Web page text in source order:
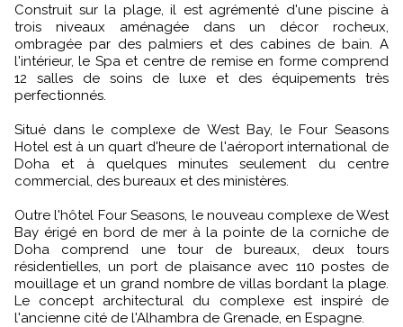
Construit sur la plage, il est agrémenté d'une piscine à
trois niveaux aménagée dans un décor rocheux,
ombragée par des palmiers et des cabines de bain. A
l'intérieur, le Spa et centre de remise en forme comprend
12 salles de soins de luxe et des équipements très
perfectionnés.
Situé dans le complexe de West Bay, le Four Seasons
Hotel est à un quart d'heure de l'aéroport international de
Doha et à quelques minutes seulement du centre
commercial, des bureaux et des ministères.
Outre l'hôtel Four Seasons, le nouveau complexe de West
Bay érigé en bord de mer à la pointe de la corniche de
Doha comprend une tour de bureaux, deux tours
résidentielles, un port de plaisance avec 110 postes de
mouillage et un grand nombre de villas bordant la plage.
Le concept architectural du complexe est inspiré de
l'ancienne cité de l'Alhambra de Grenade, en Espagne.